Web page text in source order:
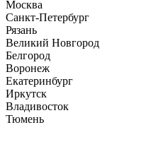
Москва
Санкт-Петербург
Рязань
Великий Новгород
Белгород
Воронеж
Екатеринбург
Иркутск
Владивосток
Тюмень